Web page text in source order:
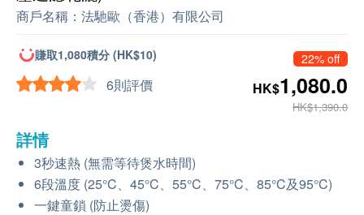
商戶名稱： 法馳歐（香港）有限公司
賺取1,080積分 (HK$10)
6則評價
22% off
HK$1,080.0
HK$1,390.0
詳情
3秒速熱 (無需等待煲水時間)
6段溫度 (25°C、45°C、55°C、75°C、85°C及95°C)
一鍵童鎖 (防止燙傷)